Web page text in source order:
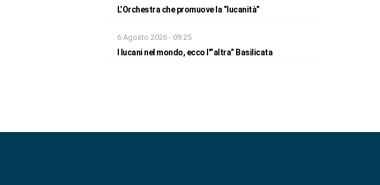
L’Orchestra che promuove la “lucanità”
6 Agosto 2026 - 09:25
I lucani nel mondo, ecco l'”altra” Basilicata